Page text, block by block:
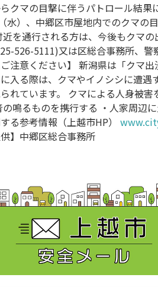
クマの目撃に伴うパトロール結
水）、中郷区市屋地内でのクマの
近を通行される方は、今後もクマ
526-5111)又は区総合事務所、警
ご注意ください】 新潟県は「クマ
入る際は、クマやイノシシに遭
れています。 クマによる人身被
の鳴るものを携行する ・人家周辺
る参考情報（上越市HP）
供】中郷区総合事務所